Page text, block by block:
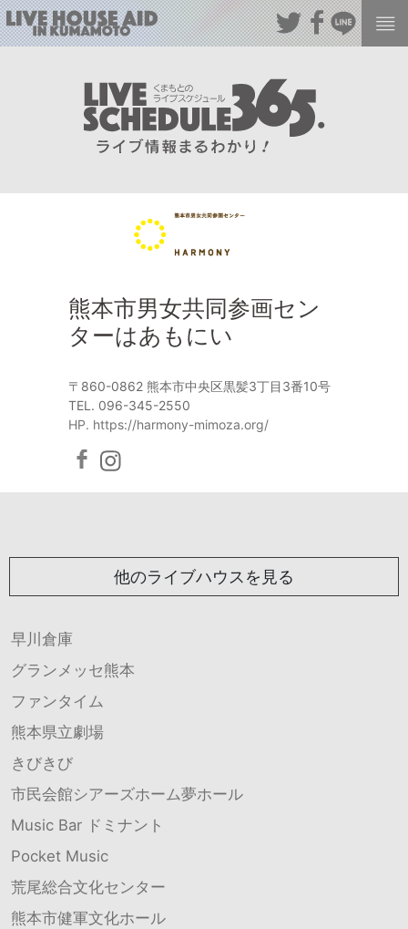
熊本市男女共同参画セン
ターはあもにい
〒860-0862 熊本市中央区黒髪3丁目3番10号
TEL. 096-345-2550
HP. https://harmony-mimoza.org/
他のライブハウスを見る
早川倉庫
グランメッセ熊本
ファンタイム
熊本県立劇場
きびきび
市民会館シアーズホーム夢ホール
Music Bar ドミナント
Pocket Music
荒尾総合文化センター
熊本市健軍文化ホール